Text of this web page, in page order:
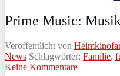
Prime Music:
Veröffentlicht von
News Schlagwörter: Familie,
Keine Kommentare